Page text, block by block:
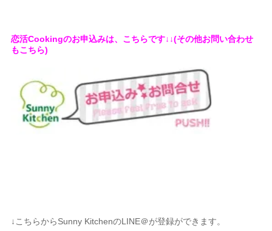
恋活Cookingのお申込みは、こちらです↓↓(その他お問い合わせ
もこちら)
↓こちらからSunny KitchenのLINE＠が登録ができます。